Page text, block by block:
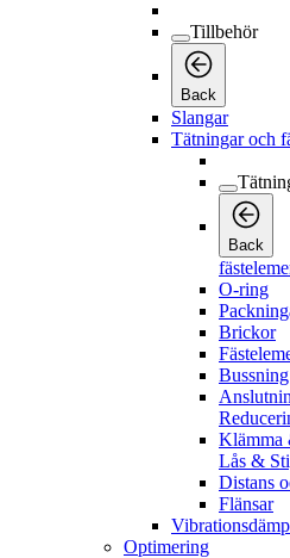
Tillbehör
Back
Slangar
Tätningar och
Back
O-ring
Brickor
Bussning
Klämma
Lås &
Distans
Flänsar
Optimering